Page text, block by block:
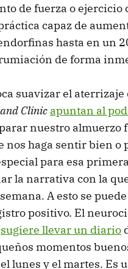
de fuerza o ejercicio
capaz de
hasta en un
de forma
suavizar el aterrizaje
Clinic apuntan al
nuestro almuerzo
nos haga sentir bien o
para esa
la narrativa con la
A esto se
positivo. El
sugiere llevar un diario
momentos
lunes y el martes. Es